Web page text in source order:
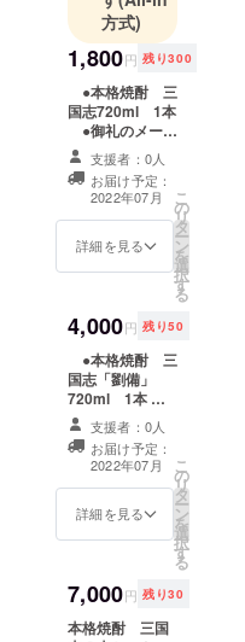
方式)
1,800円 残り300
●本格焼酎 三
国志720ml 1本
●御礼のメール
※備考欄に武将名
（劉備、関羽、
張飛、諸葛亮、
曹操、夏候惇、
張遼、司馬懿、
孫堅、孫策、孫
権、周瑜）を1つ
の方はご支援い
ただけませんの
で、ご了承くだ
さい
支援者：0人
お届け予定：
2022年07月
詳細を見る
こ
の
リ
タ
ー
ン
を
選
択
す
る
4,000円 残り50
●本格焼酎 三
国志「劉備」
720ml 1本 ●
本格焼酎 三国
志「関羽」
720ml 1本 ●
本格焼酎 三国
志「張飛」
720ml 1本 ●
けませんので、
ご了承ください
支援者：0人
お届け予定：
2022年07月
詳細を見る
こ
の
リ
タ
ー
ン
を
選
択
す
る
7,000円 残り30
本格焼酎 三国